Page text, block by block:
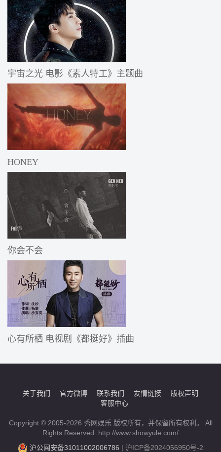
宇宙之光 电影《素人特工》主题曲
HONEY
你会不会
心有所栖 电视剧《都挺好》插曲
关于我们 官方微博 联系我们 友情链接
版权声明
客服中心
Copyright © 2005-2026 秀网娱乐 版权所有，并保留所有权利。 All
Rights Reserved. http://www.showyule.com/
沪公网安备31011002006786 | 沪ICP备2024056950号-2